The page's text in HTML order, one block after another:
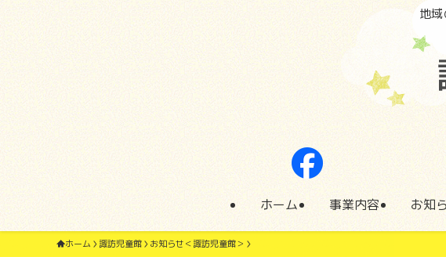
地
ホーム 事業内容 お知
ホーム 諏訪児童館 お知らせ＜諏訪児童館＞